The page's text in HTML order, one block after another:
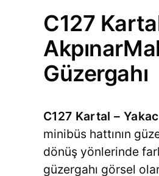
C127
Güzergahı
C127 Kartal –
minibüs hattının
dönüş yönlerinde
güzergahı görsel